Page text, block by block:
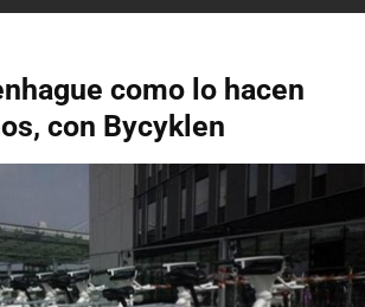
como lo hacen
con Bycyklen